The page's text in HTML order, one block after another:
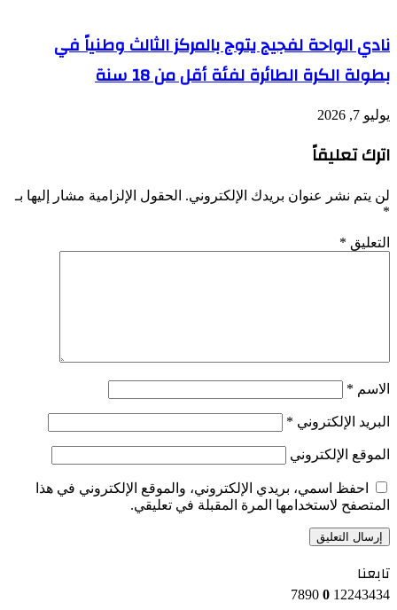
نادي الواحة لفجيج يتوج بالمركز الثالث وطنياً في
بطولة الكرة الطائرة لفئة أقل من 18 سنة
يوليو 7, 2026
اترك تعليقاً
لن يتم نشر عنوان بريدك الإلكتروني. الحقول الإلزامية مشار إليها بـ
*
التعليق *
الاسم *
البريد الإلكتروني *
الموقع الإلكتروني
احفظ اسمي، بريدي الإلكتروني، والموقع الإلكتروني في هذا
المتصفح لاستخدامها المرة المقبلة في تعليقي.
تابعنا
12243434
0